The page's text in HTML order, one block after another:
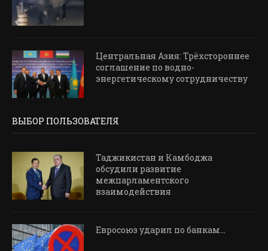
Центральная Азия: Трёхстороннее
соглашение по водно-
энергетическому сотрудничеству
ВЫБОР ПОЛЬЗОВАТЕЛЯ
Таджикистан и Камбоджа
обсудили развитие
межпарламентского
взаимодействия
Евросоюз ударил по банкам…